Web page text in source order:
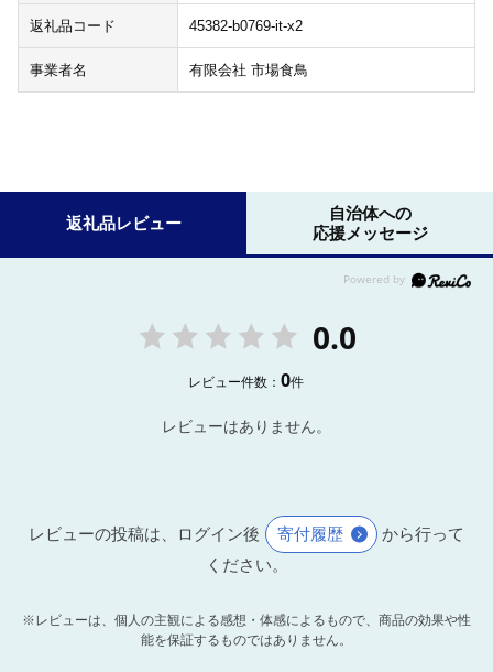
返礼品コード 45382-b0769-it-x2
事業者名 有限会社 市場食鳥
返礼品レビュー
自治体への
応援メッセージ
0.0
レビュー件数：0件
レビューはありません。
レビューの投稿は、ログイン後 寄付履歴
から行って
ください。
※レビューは、個人の主観による感想・体感によるもので、商品の効果や性
能を保証するものではありません。